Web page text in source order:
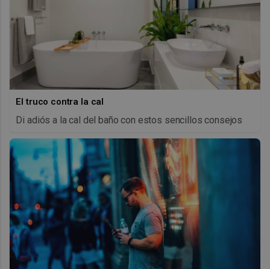
El truco contra la cal
Di adiós a la cal del baño con estos sencillos consejos